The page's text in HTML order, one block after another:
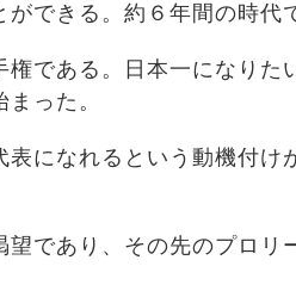
できる。約６年間の時代
である。日本一になりた
った。
になれるという動機付け
であり、その先のプロリ